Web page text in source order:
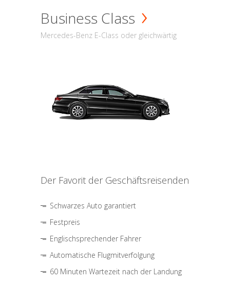
Business Class
Mercedes-Benz E-Class oder gleichwärtig
Der Favorit der Geschäftsreisenden
Schwarzes Auto garantiert
Festpreis
Englischsprechender Fahrer
Automatische Flugmitverfolgung
60 Minuten Wartezeit nach der Landung